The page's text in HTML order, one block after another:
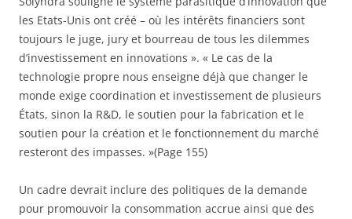
les Etats-Unis ont créé – où les intérêts financiers sont
toujours le juge, jury et bourreau de tous les dilemmes
d’investissement en innovations ». « Le cas de la
technologie propre nous enseigne déjà que changer le
monde exige coordination et investissement de plusieurs
États, sinon la R&D, le soutien pour la fabrication et le
soutien pour la création et le fonctionnement du marché
resteront des impasses. »(Page 155)
Un cadre devrait inclure des politiques de la demande
pour promouvoir la consommation accrue ainsi que des